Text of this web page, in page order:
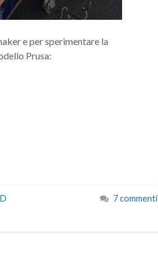
e per sperimentare la
Prusa:
7 commenti